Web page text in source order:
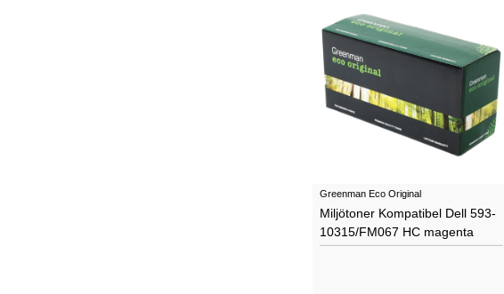
Greenman Eco Original
Miljötoner Kompatibel Dell 593-
10315/FM067 HC magenta